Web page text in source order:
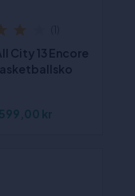
City 13 Encore
kr